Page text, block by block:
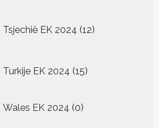
Tsjechië EK 2024 12
producten
Turkije EK 2024 15
producten
Wales EK 2024 00